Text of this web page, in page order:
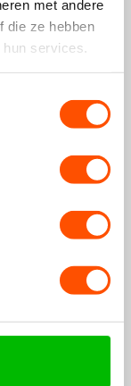
met andere
die ze hebben
services.
(zwart)